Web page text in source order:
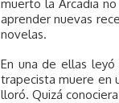
muerto la Arcadia
aprender nuevas
novelas.
En una de ellas
trapecista muere en
lloró. Quizá